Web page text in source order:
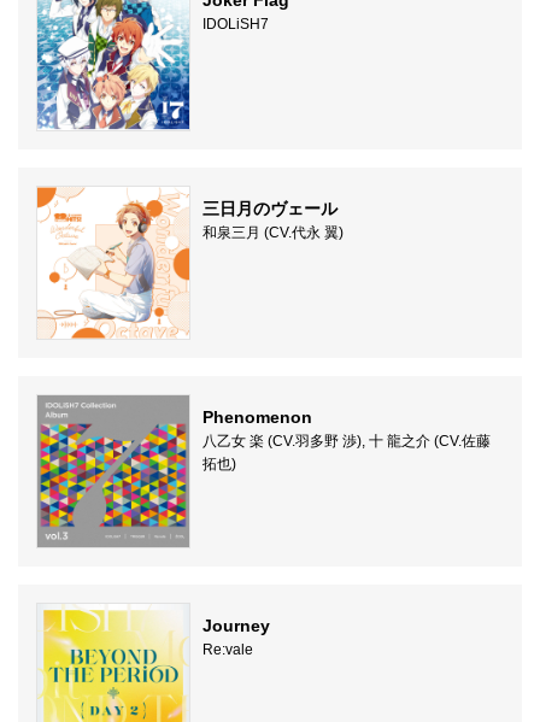
IDOLiSH7
三日月のヴェール
和泉三月 (CV.代永 翼)
Phenomenon
八乙女 楽 (CV.羽多野 渉), 十 龍之介 (CV.佐藤
拓也)
Journey
Re:vale